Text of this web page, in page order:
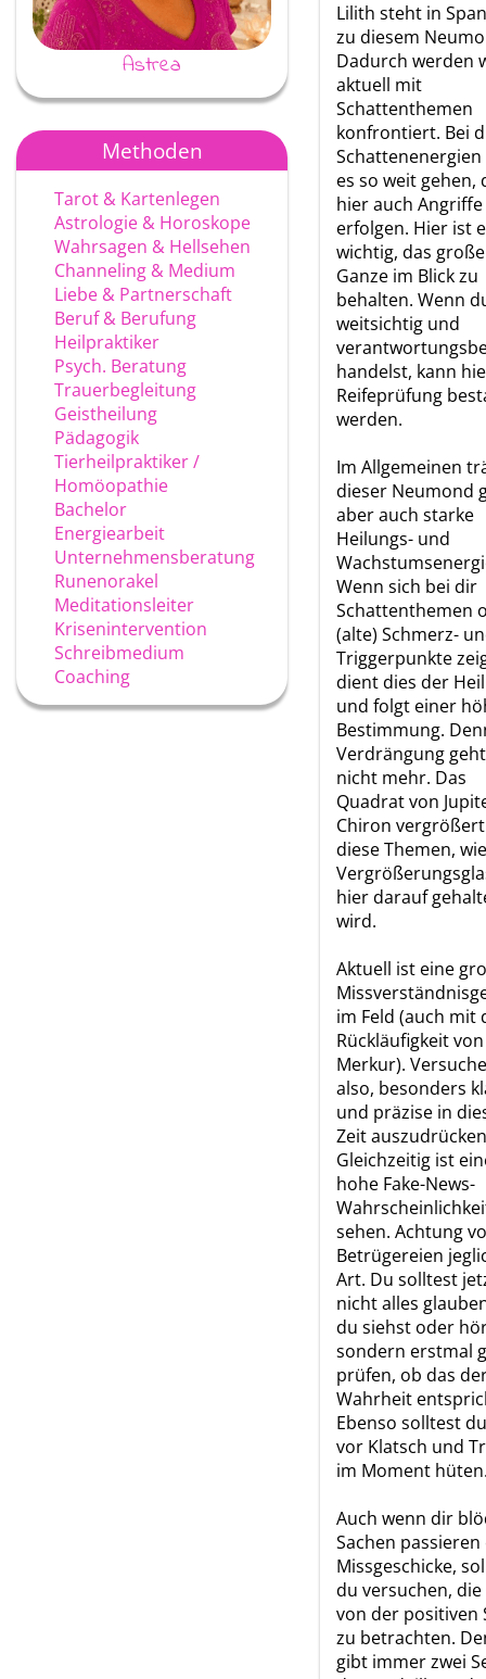
Astrea Ayke
Methoden
Tarot & Kartenlegen
Astrologie & Horoskope
Wahrsagen & Hellsehen
Channeling & Medium
Liebe & Partnerschaft
Beruf & Berufung
Heilpraktiker
Psych. Beratung
Trauerbegleitung
Geistheilung
Pädagogik
Tierheilpraktiker /
Homöopathie
Bachelor
Energiearbeit
Unternehmensberatung
Runenorakel
Meditationsleiter
Krisenintervention
Schreibmedium
Coaching
Lilith steht in
zu diesem
Dadurch werden
aktuell mit
Schattenthemen
konfrontiert. Bei
Schattenenergien
es so weit gehen,
hier auch Angriffe
erfolgen. Hier ist
wichtig, das große
Ganze im Blick zu
behalten. Wenn
weitsichtig und
handelst, kann
Reifeprüfung
werden.
Im Allgemeinen
dieser Neumond
aber auch starke
Heilungs- und
Wenn sich bei dir
Schattenthemen
(alte) Schmerz-
Triggerpunkte
dient dies der
und folgt einer
Bestimmung.
Verdrängung
nicht mehr. Das
Quadrat von
Chiron
diese Themen,
hier darauf
wird.
Aktuell ist eine
im Feld (auch mit
Rückläufigkeit von
Merkur).
also, besonders
und präzise in
Zeit
Gleichzeitig ist
hohe Fake-News-
sehen. Achtung
Betrügereien
Art. Du solltest
nicht alles
du siehst oder
sondern erstmal
prüfen, ob das
Wahrheit
Ebenso solltest
vor Klatsch und
im Moment
Auch wenn dir
Sachen
Missgeschicke,
du versuchen, die
von der positiven
zu betrachten.
gibt immer zwei